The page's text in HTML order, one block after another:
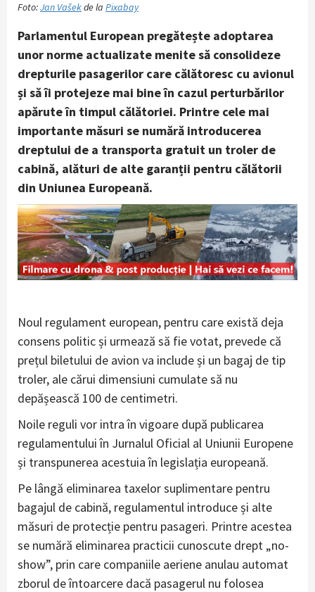
Foto:Jan Vašekde la Pixabay
Parlamentul European pregătește adoptarea
unor norme actualizate menite să consolideze
drepturile pasagerilor care călătoresc cu avionul
și să îi protejeze mai bine în cazul perturbărilor
apărute în timpul călătoriei. Printre cele mai
importante măsuri se numără introducerea
dreptului de a transporta gratuit un troler de
cabină, alături de alte garanții pentru călătorii
din Uniunea Europeană.
Noul regulament european, pentru care există deja
consens politic și urmează să fie votat, prevede că
prețul biletului de avion va include și un bagaj de tip
troler, ale cărui dimensiuni cumulate să nu
depășească 100 de centimetri.
Noile reguli vor intra în vigoare după publicarea
regulamentului în Jurnalul Oficial al Uniunii Europene
și transpunerea acestuia în legislația europeană.
Pe lângă eliminarea taxelor suplimentare pentru
bagajul de cabină, regulamentul introduce și alte
măsuri de protecție pentru pasageri. Printre acestea
se numără eliminarea practicii cunoscute drept „no-
show”, prin care companiile aeriene anulau automat
zborul de întoarcere dacă pasagerul nu folosea